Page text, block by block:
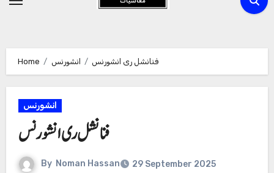
Content
Home انشورنس فنانشل ری انشورنس
انشورنس
فنانشل ری انشورنس
By Noman Hassan
29 September 2025